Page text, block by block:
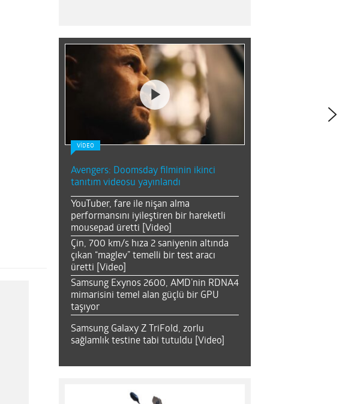
VİDEO
Avengers: Doomsday filminin ikinci
tanıtım videosu yayınlandı
YouTuber, fare ile nişan alma
performansını iyileştiren bir hareketli
mousepad üretti [Video]
Çin, 700 km/s hıza 2 saniyenin altında
çıkan “maglev” temelli bir test aracı
üretti [Video]
Samsung Exynos 2600, AMD’nin RDNA4
mimarisini temel alan güçlü bir GPU
taşıyor
Samsung Galaxy Z TriFold, zorlu
sağlamlık testine tabi tutuldu [Video]